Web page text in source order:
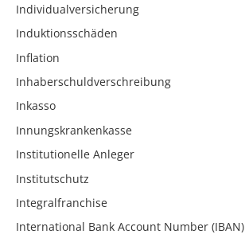
Individualversicherung
Induktionsschäden
Inflation
Inhaberschuldverschreibung
Inkasso
Innungskrankenkasse
Institutionelle Anleger
Institutschutz
Integralfranchise
International Bank Account Number (IBAN)